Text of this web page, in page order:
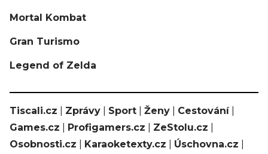
Mortal Kombat
Gran Turismo
Legend of Zelda
Tiscali.cz Zprávy Sport Ženy Cestování|
Games.cz
Profigamers.cz ZeStolu.cz
Osobnosti.cz
Karaoketexty.cz Úschovna.cz